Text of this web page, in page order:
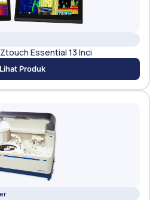
Essential 13 Inci
Lihat Produk